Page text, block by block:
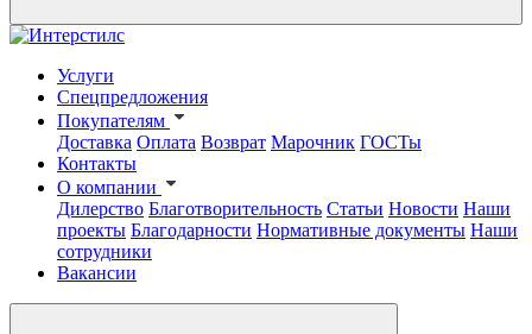
Услуги
Спецпредложения
Покупателям
Доставка Оплата Возврат Марочник ГОСТы
Контакты
О компании
Дилерство Благотворительность Статьи Новости Наши
проекты Благодарности Нормативные документы Наши
сотрудники
Вакансии